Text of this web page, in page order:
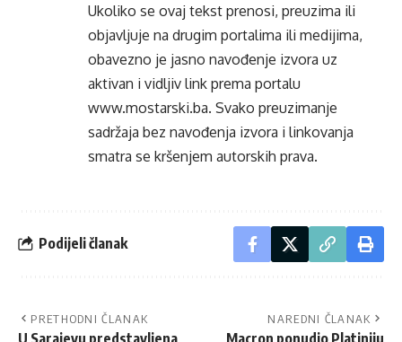
Ukoliko se ovaj tekst prenosi, preuzima ili
objavljuje na drugim portalima ili medijima,
obavezno je jasno navođenje izvora uz
aktivan i vidljiv link prema portalu
www.mostarski.ba. Svako preuzimanje
sadržaja bez navođenja izvora i linkovanja
smatra se kršenjem autorskih prava.
Podijeli članak
PRETHODNI ČLANAK
U Sarajevu predstavljena
NAREDNI ČLANAK
Macron ponudio Platiniju